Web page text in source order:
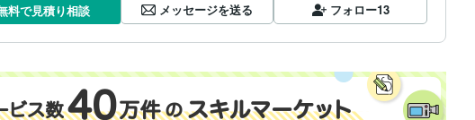
料で見積り相談 メッセージを送る フォロー13